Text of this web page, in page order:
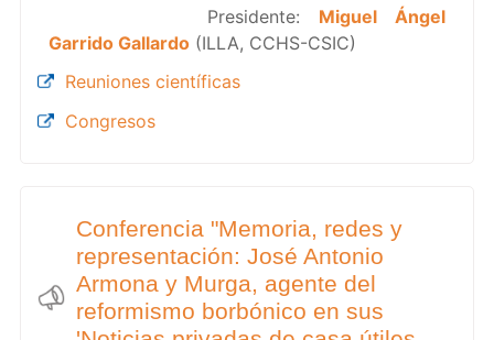
Presidente: Miguel Ángel
Garrido Gallardo(ILLA, CCHS-CSIC)
Reuniones científicas
Congresos
Conferencia "Memoria, redes y
representación: José Antonio
Armona y Murga, agente del
reformismo borbónico en sus